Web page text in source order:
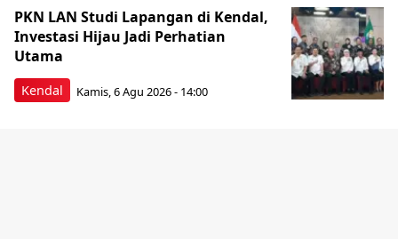
Kendal
PKN LAN Studi Lapangan di Kendal,
Investasi Hijau Jadi Perhatian
Utama
Kamis, 6 Agu 2026 - 14:00